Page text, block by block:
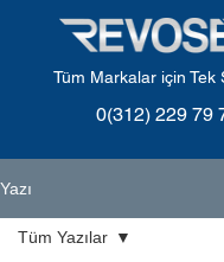
Tüm Markalar için Tek
0(312) 229 79
Yazı
Tüm Yazılar